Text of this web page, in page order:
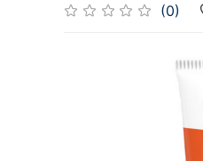
(0)